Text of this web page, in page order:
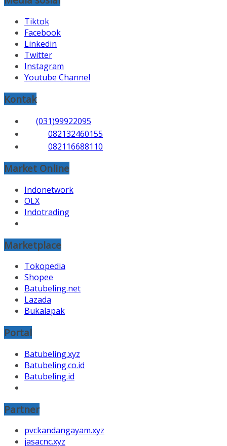
Tiktok
Facebook
Linkedin
Twitter
Instagram
Youtube Channel
Kontak
(031)99922095
082132460155
082116688110
Market Online
Indonetwork
OLX
Indotrading
Marketplace
Tokopedia
Shopee
Batubeling.net
Lazada
Bukalapak
Portal
Batubeling.xyz
Batubeling.co.id
Batubeling.id
Partner
pvckandangayam.xyz
jasacnc.xyz